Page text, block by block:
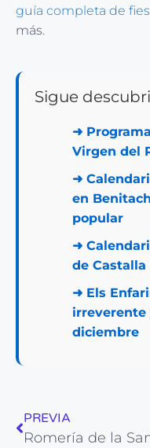
guía completa de
más.
Sigue
➜
Virgen del
➜
en
popular
➜
de Castalla
➜ Els
irreverente
diciembre
PREVIA